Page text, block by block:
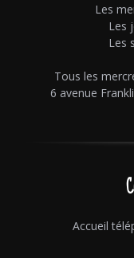
Les
Les
Les
Tous les
6 avenue
Accueil